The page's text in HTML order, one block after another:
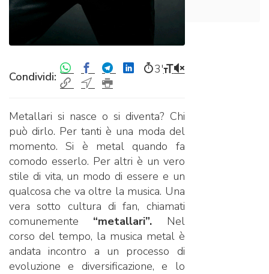
Condividi:
3′
Metallari si nasce o si diventa? Chi
può dirlo. Per tanti è una moda del
momento. Si è metal quando fa
comodo esserlo. Per altri è un vero
stile di vita, un modo di essere e un
qualcosa che va oltre la musica. Una
vera sotto cultura di fan, chiamati
comunemente “metallari”. Nel
corso del tempo, la musica metal è
andata incontro a un processo di
evoluzione e diversificazione, e lo